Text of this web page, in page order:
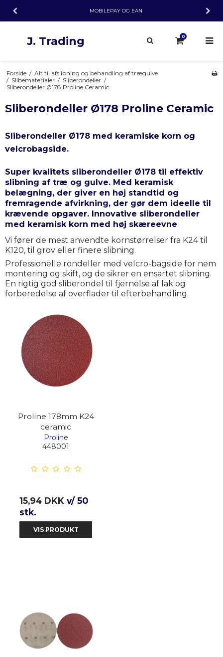
MOBILEPAY OG EAN
J. Trading 0
Forside / Alt til afslibning og behandling af trægulve
/ Slibematerialer / Sliberondeller /
Sliberondeller Ø178 Proline Ceramic
Sliberondeller Ø178 Proline Ceramic
Sliberondeller Ø178 med keramiske korn og
velcrobagside.
Super kvalitets sliberondeller Ø178 til effektiv
slibning af træ og gulve. Med keramisk
belægning, der giver en høj standtid og
fremragende afvirkning, der gør dem ideelle til
krævende opgaver. Innovative sliberondeller
med keramisk korn med høj skæreevne
Vi fører de mest anvendte kornstørrelser fra K24 til
K120, til grov eller finere slibning.
Professionelle rondeller med velcro-bagside for nem
montering og skift, og de sikrer en ensartet slibning.
En rigtig god sliberondel til fjernelse af lak og
forberedelse af overflader til efterbehandling.
Proline 178mm K24
ceramic
Proline
448001
15,94 DKK v/ 50
stk.
VIS PRODUKT